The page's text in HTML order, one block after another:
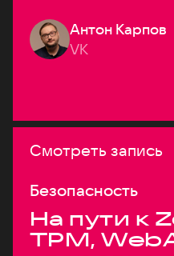
Антон Карпов
VK
Смотреть запись
Безопасность
На пути к
TPM,